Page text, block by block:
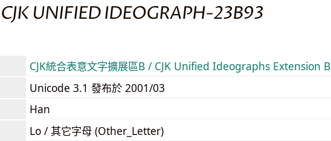
CJK UNIFIED IDEOGRAPH-23B93
CJK統合表意文字擴展區B / CJK Unified Ideographs Extension B
Unicode 3.1 發布於 2001/03
Han
Lo / 其它字母 (Other_Letter)